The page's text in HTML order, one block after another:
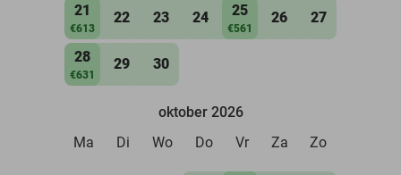
21
€613
22 23 24 25
€561
26 27
28
€631
29 30
oktober 2026
Ma
Di Wo Do Vr Za Zo